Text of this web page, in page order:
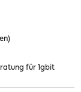
)
für 1gbit